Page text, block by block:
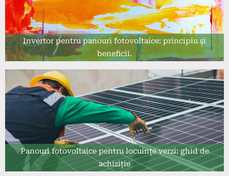
Invertor pentru panouri fotovoltaice: principiu și
beneficii.
Panouri fotovoltaice pentru locuințe verzi: ghid de
achiziție